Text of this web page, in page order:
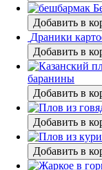
Добавить в
Драники
Добавить в
баранины
Добавить в
Добавить в
Добавить в